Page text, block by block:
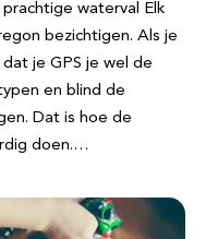
waterval Elk
bezichtigen. Als je
je GPS je wel de
en blind de
Dat is hoe de
doen.…